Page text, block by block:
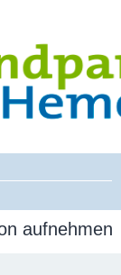
aufnehmen